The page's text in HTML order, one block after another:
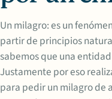
Un milagro: es un
partir de principios
sabemos que una
Justamente por eso
para pedir un milagro de